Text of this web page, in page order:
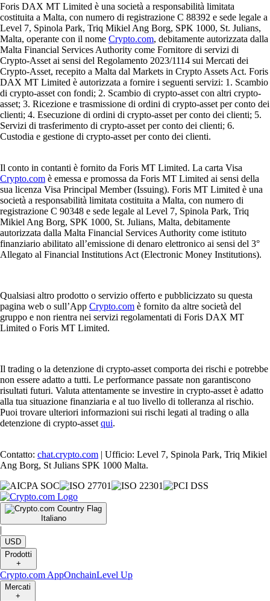
Foris DAX MT Limited è una società a responsabilità limitata
costituita a Malta, con numero di registrazione C 88392 e sede legale a
Level 7, Spinola Park, Triq Mikiel Ang Borg, SPK 1000, St. Julians,
Malta, operante con il nome Crypto.com, debitamente autorizzata dalla
Malta Financial Services Authority come Fornitore di servizi di
Crypto-Asset ai sensi del Regolamento 2023/1114 sui Mercati dei
Crypto-Asset, recepito a Malta dal Markets in Crypto Assets Act. Foris
DAX MT Limited è autorizzata a fornire i seguenti servizi: 1. Scambio
di crypto-asset con fondi; 2. Scambio di crypto-asset con altri crypto-
asset; 3. Ricezione e trasmissione di ordini di crypto-asset per conto dei
clienti; 4. Esecuzione di ordini di crypto-asset per conto dei clienti; 5.
Servizi di trasferimento di crypto-asset per conto dei clienti; 6.
Custodia e gestione di crypto-asset per conto dei clienti.
Il conto in contanti è fornito da Foris MT Limited. La carta Visa
Crypto.com è emessa e promossa da Foris MT Limited ai sensi della
sua licenza Visa Principal Member (Issuing). Foris MT Limited è una
società a responsabilità limitata costituita a Malta, con numero di
registrazione C 90348 e sede legale al Level 7, Spinola Park, Triq
Mikiel Ang Borg, SPK 1000, St. Julians, Malta, debitamente
autorizzata dalla Malta Financial Services Authority come istituto
finanziario abilitato all’emissione di denaro elettronico ai sensi del 3°
Allegato al Financial Institutions Act (Electronic Money Institutions).
Qualsiasi altro prodotto o servizio offerto e pubblicizzato su questa
pagina web o sull’App Crypto.com è fornito da altre società del
gruppo e non rientra nei servizi regolamentati di Foris DAX MT
Limited o Foris MT Limited.
Il trading o la detenzione di crypto-asset comporta dei rischi e potrebbe
non essere adatto a tutti. Le performance passate non garantiscono
risultati futuri. Valuta attentamente se investire in crypto-asset è adatto
alla tua situazione finanziaria e al tuo livello di tolleranza al rischio.
Puoi trovare ulteriori informazioni sui rischi legati al trading o alla
detenzione di crypto-asset qui.
Contatto: chat.crypto.com | Ufficio: Level 7, Spinola Park, Triq Mikiel
Ang Borg, St Julians SPK 1000 Malta.
Italiano
|
USD
Prodotti
+
Crypto.com AppOnchainLevel Up
Mercati
+